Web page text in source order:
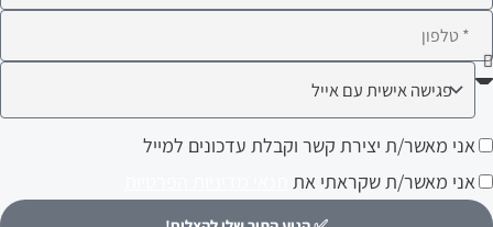
טלפון
מה
מעניין
אותך?
אני
מאשר/ת
יצירת
אני מאשר/ת יצירת קשר וקבלת עדכונים למייל
אני מאשר/ת שקראתי את